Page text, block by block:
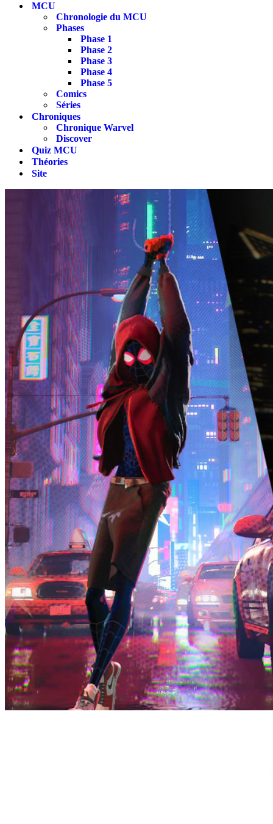
MCU
Chronologie du MCU
Phases
Phase 1
Phase 2
Phase 3
Phase 4
Phase 5
Comics
Séries
Chroniques
Chronique Warvel
Discover
Quiz MCU
Théories
Site